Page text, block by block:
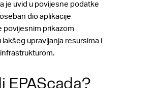
je uvid u povijesne podatke
dio aplikacije
povijesnim prikazom
lakšeg upravljanja resursima i
EPAScada?